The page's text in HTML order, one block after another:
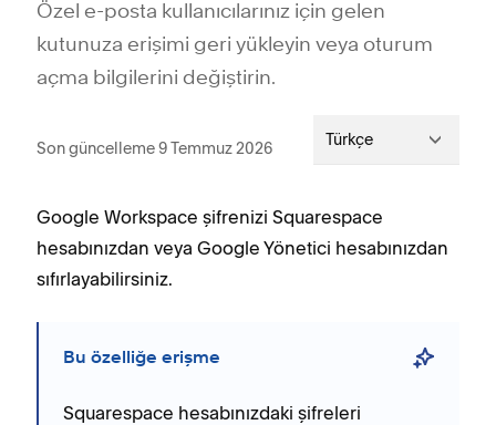
Özel e-posta kullanıcılarınız için gelen
kutunuza erişimi geri yükleyin veya oturum
açma bilgilerini değiştirin.
Son güncelleme 9 Temmuz 2026 Türkçe
Google Workspace şifrenizi Squarespace
hesabınızdan veya Google Yönetici hesabınızdan
sıfırlayabilirsiniz.
Bu özelliğe erişme
Squarespace hesabınızdaki şifreleri